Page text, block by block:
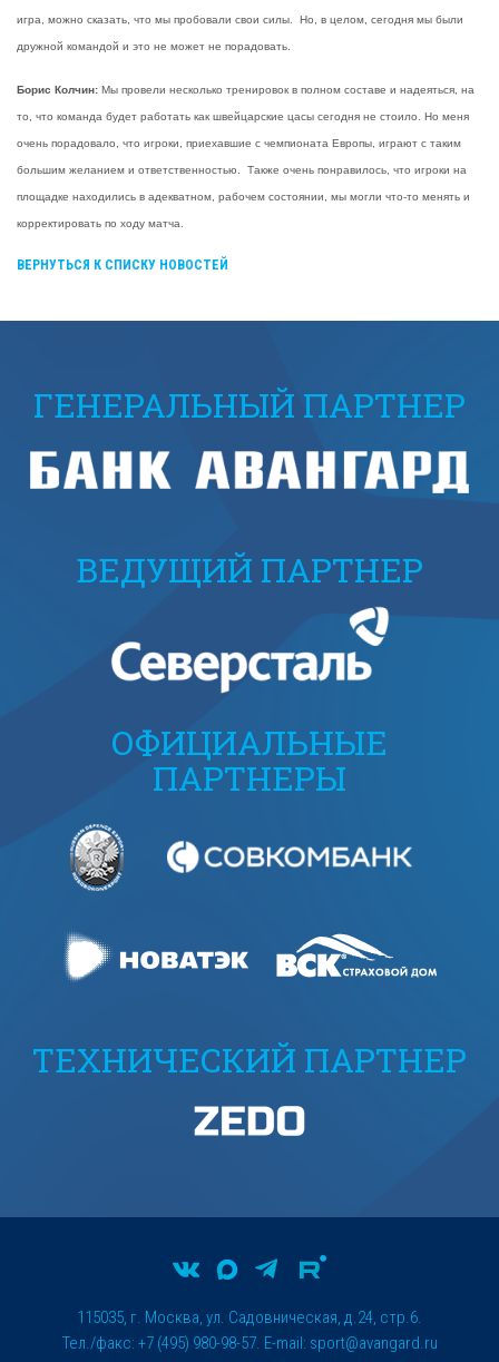
игра, можно сказать, что мы пробовали свои силы. Но, в целом, сегодня мы были
дружной командой и это не может не порадовать.
Борис Колчин: Мы провели несколько тренировок в полном составе и надеяться, на
то, что команда будет работать как швейцарские цасы сегодня не стоило. Но меня
очень порадовало, что игроки, приехавшие с чемпионата Европы, играют с таким
большим желанием и ответственностью. Также очень понравилось, что игроки на
площадке находились в адекватном, рабочем состоянии, мы могли что-то менять и
корректировать по ходу матча.
ВЕРНУТЬСЯ К СПИСКУ НОВОСТЕЙ
ГЕНЕРАЛЬНЫЙ ПАРТНЕР
ВЕДУЩИЙ ПАРТНЕР
ОФИЦИАЛЬНЫЕ
ПАРТНЕРЫ
ТЕХНИЧЕСКИЙ ПАРТНЕР
115035, г. Москва, ул. Садовническая, д.24, стр.6.
Тел./факс: +7 (495) 980-98-57. E-mail: sport@avangard.ru